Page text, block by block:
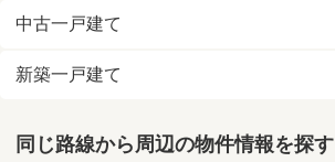
中古一戸建て
新築一戸建て
同じ路線から周辺の物件情報を探す